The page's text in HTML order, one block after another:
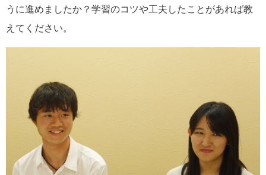
うに進めましたか？学習のコツや工夫したことがあれば教
えてください。